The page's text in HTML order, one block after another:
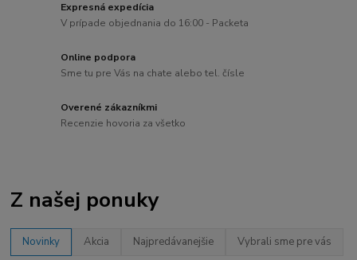
Expresná expedícia
V prípade objednania do 16:00 - Packeta
Online podpora
Sme tu pre Vás na chate alebo tel. čísle
Overené zákazníkmi
Recenzie hovoria za všetko
Z našej ponuky
Novinky Akcia Najpredávanejšie Vybrali sme pre vás